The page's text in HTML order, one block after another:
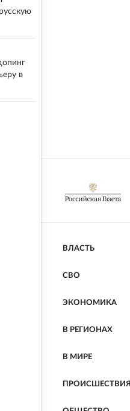
ВЛАСТЬ
СВО
ЭКОНОМИКА
В РЕГИОНАХ
В МИРЕ
ПРОИСШЕСТВИЯ
в